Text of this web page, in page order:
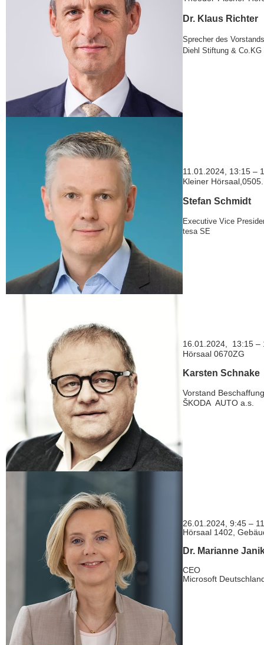
Dr. Klaus Richter
Sprecher des Vorstands
Diehl Stiftung & Co.KG
11.01.2024, 13:15 –
Kleiner
Stefan Schmidt
Executive Vice
tesa SE
16.01.2024, 13:15 –
Hörsaal 0670ZG
Karsten Schnake
Vorstand Beschaffung
ŠKODA AUTO a.s.
26.01.2024, 9:45 –
Hörsaal 1402,
Dr. Marianne
CEO
Microsoft